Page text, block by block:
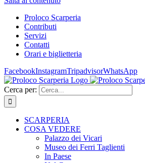
Proloco Scarperia
Contributi
Servizi
Contatti
Orari e biglietteria
FacebookInstagramTripadvisorWhatsApp
Cerca per:
SCARPERIA
COSA VEDERE
Palazzo dei Vicari
Museo dei Ferri Taglienti
In Paese